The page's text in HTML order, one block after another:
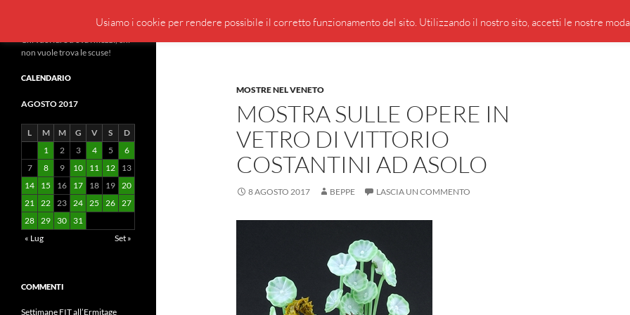
Vai
contenuto
PRESENTAZIONE DI GIUSEPPE BORSOI
MOSTRE NEL VENETO
MOSTRA SULLE OPERE IN
VETRO DI VITTORIO
COSTANTINI AD ASOLO
8 AGOSTO 2017 BEPPE LASCIA UN COMMENTO
Chi vuol fare trova i mezzi, chi
non vuole trova le scuse!
CALENDARIO
AGOSTO 2017
L M M G V S
D
1
2 3 4 5
6
7
8 9 10 11 12
13
14
15 16 17 18 19 20
21 22 23 24 25 26 27
28 29 30
31
« Lug
Set »
COMMENTI
Settimane FIT all’Ermitage
Usiamo i cookie per rendere possibile il corretto funzionamento del sito. Utilizzando il nostro sito, accetti le nostre